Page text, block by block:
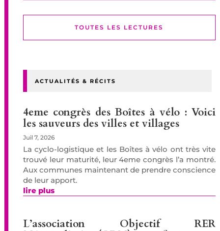
TOUTES LES LECTURES
ACTUALITÉS & RÉCITS
4eme congrès des Boîtes à vélo : Voici
les sauveurs des villes et villages
Juil 7, 2026
La cyclo-logistique et les Boîtes à vélo ont très vite
trouvé leur maturité, leur 4eme congrès l’a montré.
Aux communes maintenant de prendre conscience
de leur apport.
lire plus
L’association Objectif RER